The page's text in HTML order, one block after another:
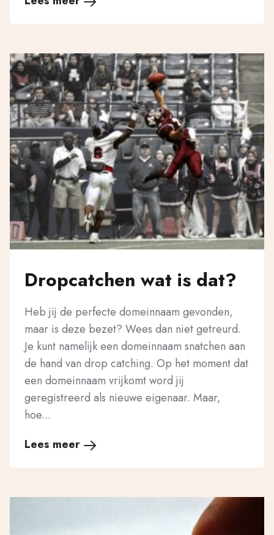
Dropcatchen wat is dat?
Heb jij de perfecte domeinnaam gevonden,
maar is deze bezet? Wees dan niet getreurd.
Je kunt namelijk een domeinnaam snatchen aan
de hand van drop catching. Op het moment dat
een domeinnaam vrijkomt word jij
geregistreerd als nieuwe eigenaar. Maar,
hoe...
Lees meer